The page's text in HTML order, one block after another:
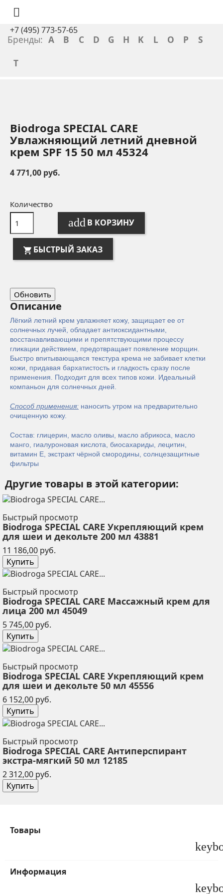

+7 (495) 773-57-65
Бренды: A B C D G H K L O P
S
T
Biodroga SPECIAL CARE
Увлажняющий летний дневной
крем SPF 15 50 мл 45324
4 771,00 руб.
Количество
add В КОРЗИНУ
БЫСТРЫЙ ЗАКАЗ
Описание
Лёгкий летний крем увлажняет кожу, защищает ее от
солнечных лучей, обладает антиоксидантными,
восстанавливающими и препятствующими процессу
гликации действием, предотвращает появление морщин.
Быстро впитывающаяся текстура крема не забивает клетки
кожи, придавая бархатистость и гладкость сразу после
применения. Подходит для всех типов кожи. Идеальный
компаньон для солнечных дней.
Способ применения: наносить утром на предварительно
очищенную кожу.
Состав: глицерин, масло оливы, масло абрикоса, масло
манго, гиалуроновая кислота, биосахариды, лецитин,
витамин Е, экстракт чёрной смородины, солнцезащитные
фильтры
Другие товары в этой категории:
Быстрый просмотр
Biodroga SPECIAL CARE Укрепляющий крем
для шеи и декольте 200 мл 43881
11 186,00 руб.
Купить
Быстрый просмотр
Biodroga SPECIAL CARE Массажный крем для
лица 200 мл 45049
5 745,00 руб.
Купить
Быстрый просмотр
Biodroga SPECIAL CARE Укрепляющий крем
для шеи и декольте 50 мл 45556
6 152,00 руб.
Купить
Быстрый просмотр
Biodroga SPECIAL CARE Антиперспирант
экстра-мягкий 50 мл 12185
2 312,00 руб.
Купить
Товары
Информация